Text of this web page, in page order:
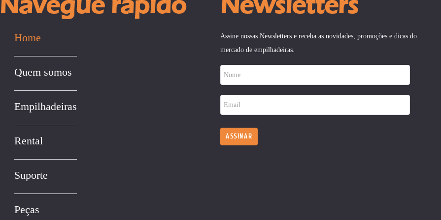
Home
Quem somos
Empilhadeiras
Rental
Suporte
Peças
Assine nossas Newsletters e receba as novidades, promoções e dicas do
mercado de empilhadeiras.